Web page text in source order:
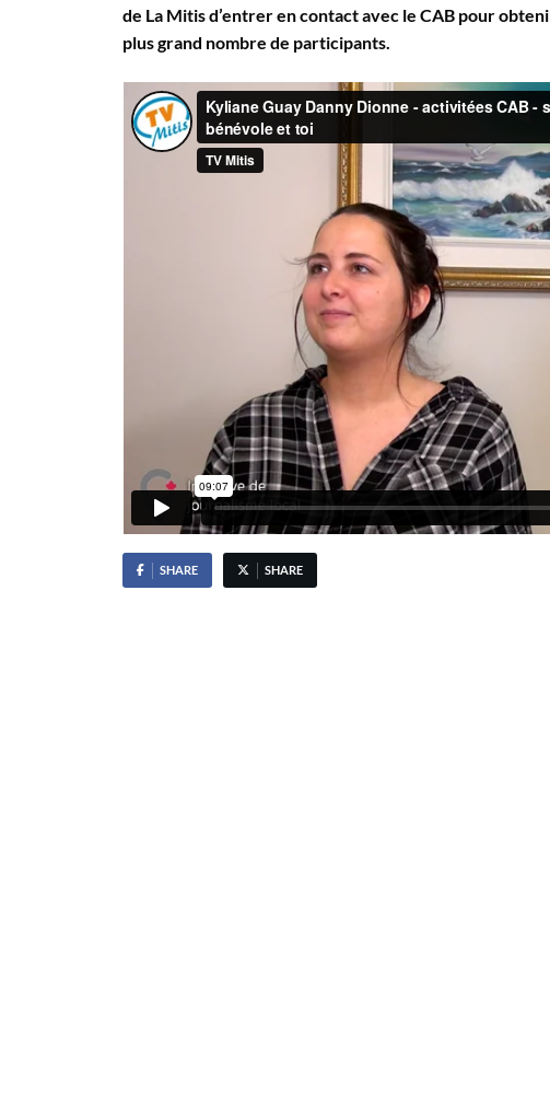
de La Mitis d’entrer en contact avec le CAB pour
plus grand nombre de participants.
SHARE SHARE